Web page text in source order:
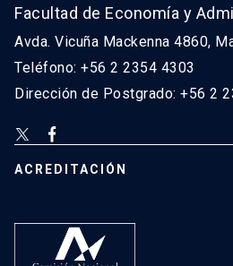
Facultad de Economía y
Avda. Vicuña Mackenna 4860,
Teléfono: +56 2 2354 4303
Dirección de Postgrado: +56 2
ACREDITACIÓN